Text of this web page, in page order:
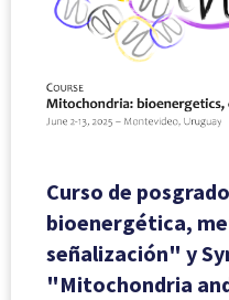
Curso de
bioenergética,
señalización" y
"Mitochondria